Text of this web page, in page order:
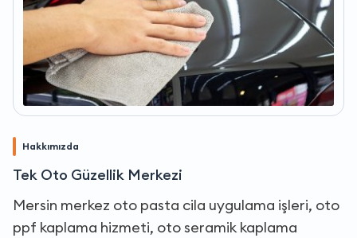
Hakkımızda
Tek Oto Güzellik Merkezi
Mersin merkez oto pasta cila uygulama işleri, oto
ppf kaplama hizmeti, oto seramik kaplama